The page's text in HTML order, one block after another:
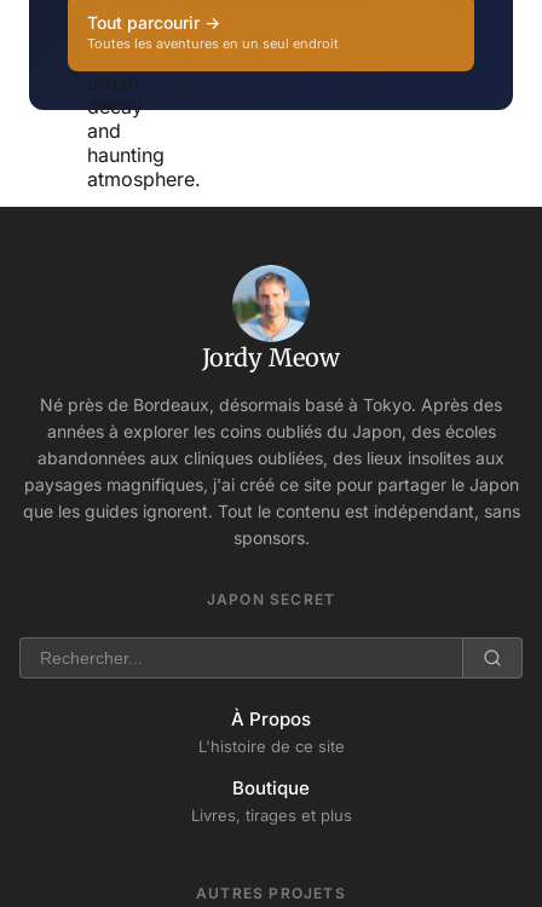
Tout parcourir →
Toutes les aventures en un seul endroit
Jordy Meow
Né près de Bordeaux, désormais basé à Tokyo. Après des
années à explorer les coins oubliés du Japon, des écoles
abandonnées aux cliniques oubliées, des lieux insolites aux
paysages magnifiques, j'ai créé ce site pour partager le Japon
que les guides ignorent. Tout le contenu est indépendant, sans
sponsors.
JAPON SECRET
À Propos
L'histoire de ce site
Boutique
Livres, tirages et plus
AUTRES PROJETS